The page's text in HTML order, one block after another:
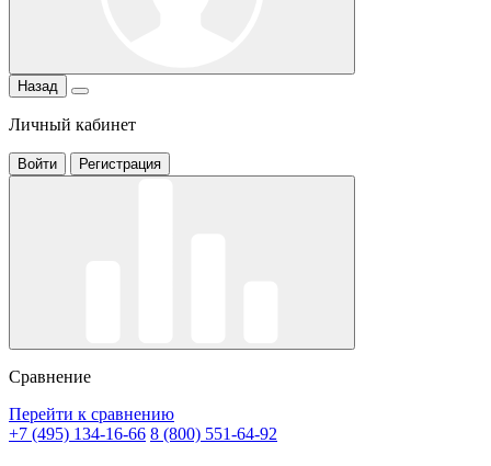
Назад
Личный кабинет
Войти Регистрация
Сравнение
Перейти к сравнению
+7 (495) 134-16-66 8 (800) 551-64-92